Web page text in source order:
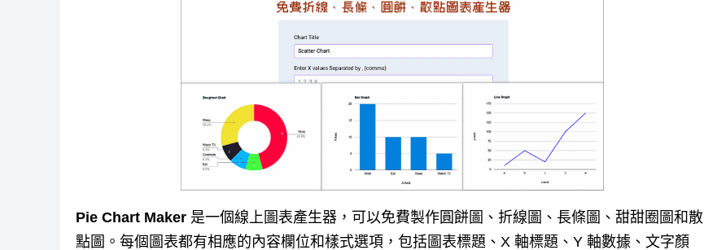
Pie Chart Maker 是一個線上圖表產生器，可以免費製作圓餅圖、折線圖、長條圖、甜甜圈圖和散
點圖。每個圖表都有相應的內容欄位和樣式選項，包括圖表標題、X 軸標題、Y 軸數據、文字顏